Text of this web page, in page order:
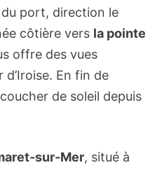
du port, direction le
côtière vers la pointe
offre des vues
En fin de
de soleil depuis
sur-Mer, situé à